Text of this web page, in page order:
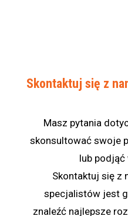
Skontaktuj się z
Masz pytania
skonsultować swoje
lub podjąć
Skontaktuj się z
specjalistów jest
znaleźć najlepsze